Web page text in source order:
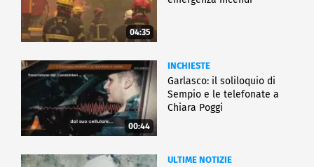
04:35
00:44
INCHIESTE
Garlasco: il soliloquio di
Sempio e le telefonate a
Chiara Poggi
ULTIME NOTIZIE